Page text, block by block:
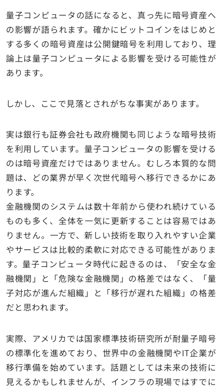
量子コンピュータの話になると、真っ先に暗号資産へ
の影響が語られます。確かにビットコインをはじめと
する多くの暗号資産は公開鍵暗号を利用しており、理
論上は量子コンピュータによる影響を受ける可能性が
あります。
しかし、ここで見落とされがちな事実があります。
実は銀行も証券会社も政府機関も同じような暗号技術
を利用しています。量子コンピュータの影響を受ける
のは暗号資産だけではありません。むしろ本質的な問
題は、どの業界が早く次世代暗号へ移行できるかにあ
ります。
金融機関のシステムは数十年前から使われ続けている
ものも多く、全体を一気に更新することは容易ではあ
りません。一方で、新しい技術を取り入れやすい企業
やサービスは比較的柔軟に対応できる可能性がありま
す。量子コンピュータ時代に起きるのは、「安全な金
融機関」と「危険な金融機関」の格差ではなく、「量
子対応が進んだ組織」と「移行が遅れた組織」の格差
だと思われます。
実際、アメリカでは国家標準技術研究所が耐量子暗号
の標準化を進めており、世界中の金融機関やIT企業が
移行準備を始めています。話題としては未来の技術に
見えるかもしれませんが、インフラの現場ではすでに